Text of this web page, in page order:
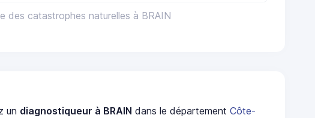
des catastrophes naturelles à BRAIN
un diagnostiqueur à BRAIN dans le départementCôte-